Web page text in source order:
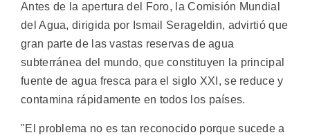
Antes de la apertura del Foro, la Comisión Mundial
del Agua, dirigida por Ismail Serageldin, advirtió que
gran parte de las vastas reservas de agua
subterránea del mundo, que constituyen la principal
fuente de agua fresca para el siglo XXI, se reduce y
contamina rápidamente en todos los países.
"El problema no es tan reconocido porque sucede a